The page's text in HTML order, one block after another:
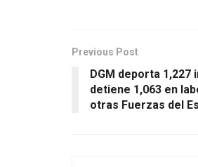
Previous Post
DGM deporta 1,227
detiene 1,063 en
otras Fuerzas del